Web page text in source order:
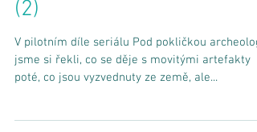
18. 12. 2019
Pod pokličkou archeologie
(2)
jsme si řekli, co se děje s movitými artefakty